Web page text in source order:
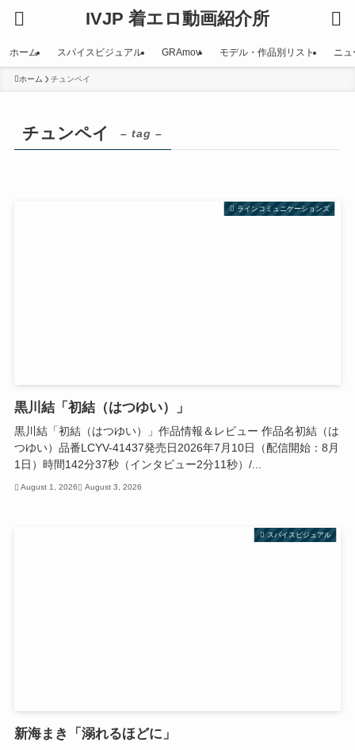
IVJP 着エロ動画紹介所
ホーム スパイスビジュアル GRAmov モデル・作品別リスト ニュ
ホーム チュンペイ
チュンペイ – tag –
ラインコミュニケーションズ
黒川結「初結（はつゆい）」
黒川結「初結（はつゆい）」作品情報＆レビュー 作品名初結（は
つゆい）品番LCYV-41437発売日2026年7月10日（配信開始：8月
1日）時間142分37秒（インタビュー2分11秒）/...
August 1, 2026 August 3, 2026
スパイスビジュアル
新海まき「溺れるほどに」